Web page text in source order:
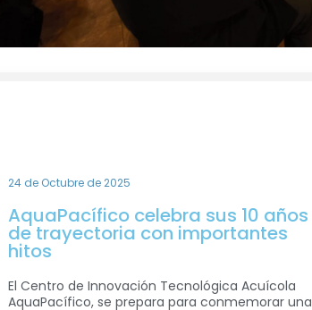
24 de Octubre de 2025
AquaPacífico celebra sus 10 años
de trayectoria con importantes
hitos
El Centro de Innovación Tecnológica Acuícola
AquaPacífico, se prepara para conmemorar una